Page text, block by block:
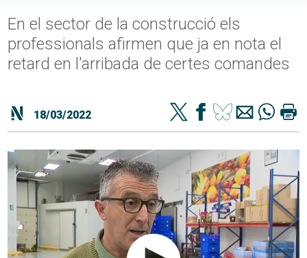
En el sector de la construcció els
professionals afirmen que ja en nota el
retard en l'arribada de certes comandes
18/03/2022